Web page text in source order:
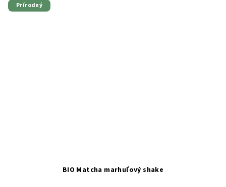
Prírodný
BIO Matcha marhuľový shake